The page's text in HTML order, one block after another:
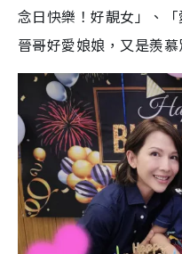
念日快樂！好靚女」、
晉哥好愛娘娘，又是羨慕